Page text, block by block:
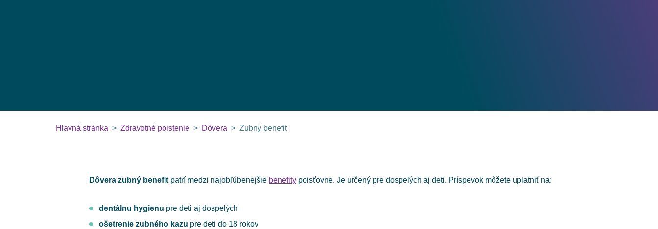
Hlavná stránka Zdravotné poistenie Dôvera Zubný benefit
Dôvera zubný benefit patrí medzi najobľúbenejšie benefity poisťovne. Je určený pre dospelých aj deti. Príspevok môžete uplatniť na:
dentálnu hygienu pre deti aj dospelých
ošetrenie zubného kazu pre deti do 18 rokov